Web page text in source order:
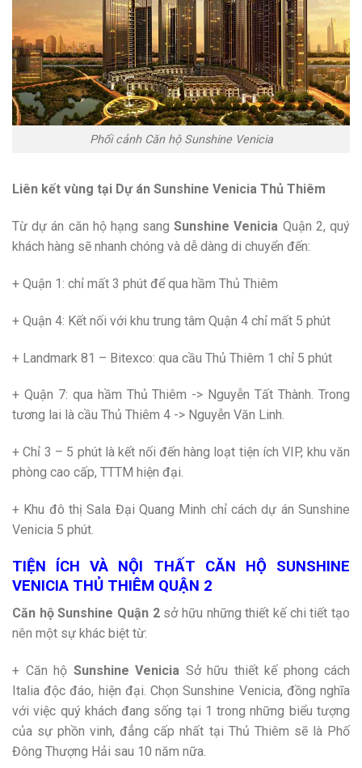
Phối cảnh Căn hộ Sunshine Venicia
Liên kết vùng tại Dự án Sunshine Venicia Thủ Thiêm
Từ dự án căn hộ hạng sangSunshine Venicia Quận 2, quý
khách hàng sẽ nhanh chóng và dễ dàng di chuyển đến:
+ Quận 1: chỉ mất 3 phút để qua hầm Thủ Thiêm
+ Quận 4: Kết nối với khu trung tâm Quận 4 chỉ mất 5 phút
+ Landmark 81 – Bitexco: qua cầu Thủ Thiêm 1 chỉ 5 phút
+ Quận 7: qua hầm Thủ Thiêm -> Nguyễn Tất Thành. Trong
tương lai là cầu Thủ Thiêm 4 -> Nguyễn Văn Linh.
+ Chỉ 3 – 5 phút là kết nối đến hàng loạt tiện ích VIP, khu văn
phòng cao cấp, TTTM hiện đại.
+ Khu đô thị Sala Đại Quang Minh chỉ cách dự án Sunshine
Venicia 5 phút.
TIỆN ÍCH VÀ NỘI THẤT CĂN HỘ SUNSHINE
VENICIA THỦ THIÊM QUẬN 2
Căn hộ Sunshine Quận 2 sở hữu những thiết kế chi tiết tạo
nên một sự khác biệt từ:
+ Căn hộ Sunshine Venicia Sở hữu thiết kế phong cách
Italia độc đáo, hiện đại. Chọn Sunshine Venicia, đồng nghĩa
với việc quý khách đang sống tại 1 trong những biểu tượng
của sự phồn vinh, đẳng cấp nhất tại Thủ Thiêm sẽ là Phố
Đông Thượng Hải sau 10 năm nữa.